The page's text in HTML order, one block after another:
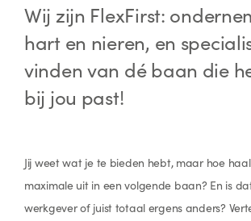
Wij zijn FlexFirst:
hart en nieren, en
vinden van dé baan die
bij jou past!
Jij weet wat je te bieden hebt, maar hoe
maximale uit in een volgende baan? En is
werkgever of juist totaal ergens anders?